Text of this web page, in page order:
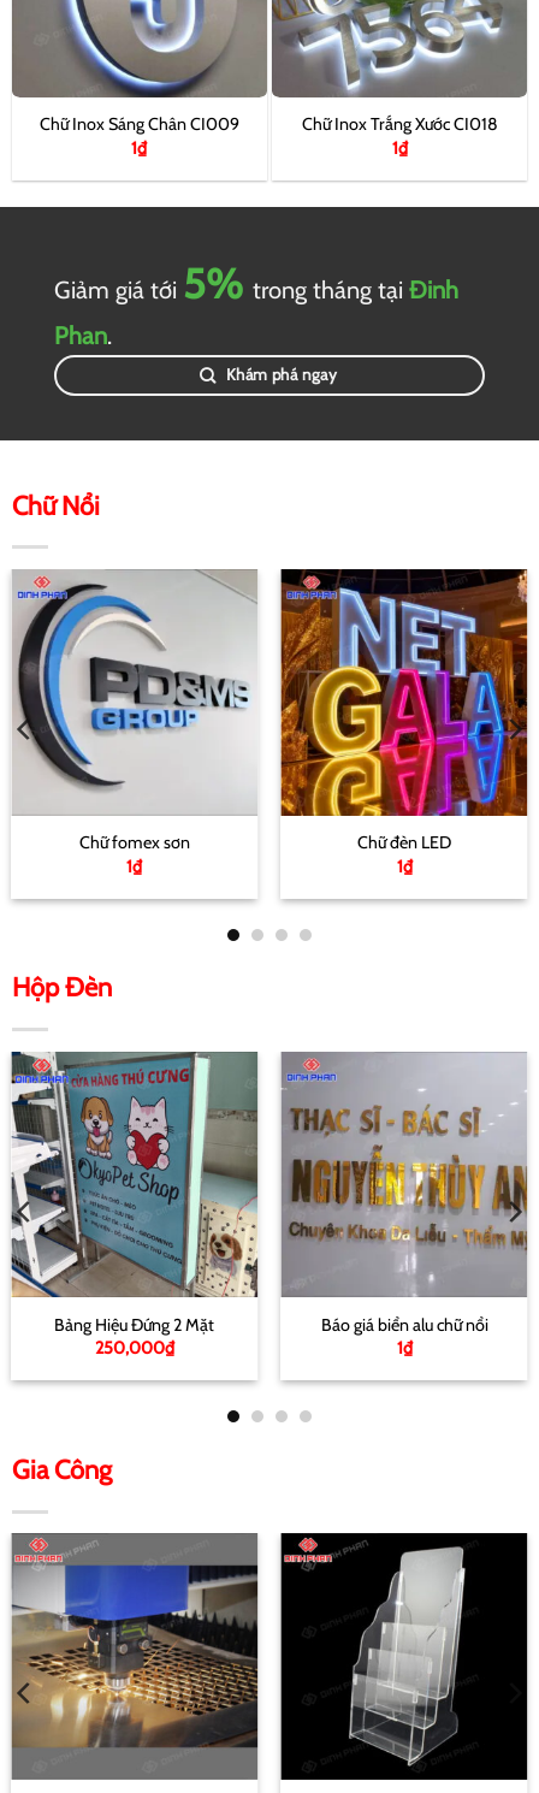
Chữ Inox Sáng Chân CI009
1₫
Chữ Inox Trắng Xước CI018
1₫
Giảm giá tới 5% trong tháng tại Đinh
Phan.
Khám phá ngay
Chữ Nổi
Chữ fomex sơn
1₫
Chữ đèn LED
1₫
Hộp Đèn
Bảng Hiệu Đứng 2 Mặt
250,000₫
Báo giá biển alu chữ nổi
1₫
Gia Công